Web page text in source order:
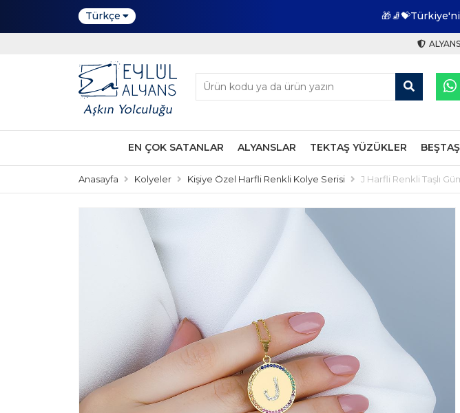
Türkçe
EN ÇOK SATANLAR ALYANSLAR TEKTAŞ YÜZÜKLER
Anasayfa Kolyeler Kişiye Özel Harfli Renkli Kolye Serisi J Harfli Renkli Taşlı